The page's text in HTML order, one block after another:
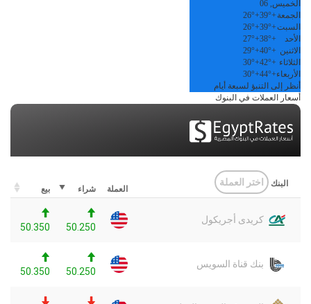
الخميس, 06
الجمعة +
39°
+
26°
السبت+
39°
+
26°
الأحد
+
38°
+
27°
الاثنين +
40°
+
29°
الثلاثاء +
42°
+
30°
الأربعاء+
44°
+
30°
أنظر إلى التنبؤ لسبعة أيام
أسعار العملات في البنوك